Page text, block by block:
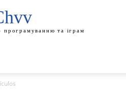
програмуванню та іграм